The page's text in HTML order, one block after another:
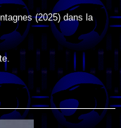
(2025) dans la
(2006) dans la